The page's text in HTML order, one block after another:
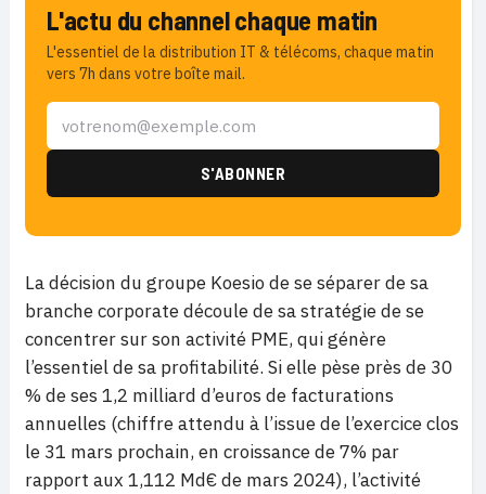
L'actu du channel chaque matin
L'essentiel de la distribution IT & télécoms, chaque matin
vers 7h dans votre boîte mail.
La décision du groupe Koesio de se séparer de sa
branche corporate découle de sa stratégie de se
concentrer sur son activité PME, qui génère
l’essentiel de sa profitabilité. Si elle pèse près de 30
% de ses 1,2 milliard d’euros de facturations
annuelles (chiffre attendu à l’issue de l’exercice clos
le 31 mars prochain, en croissance de 7% par
rapport aux 1,112 Md€ de mars 2024), l’activité